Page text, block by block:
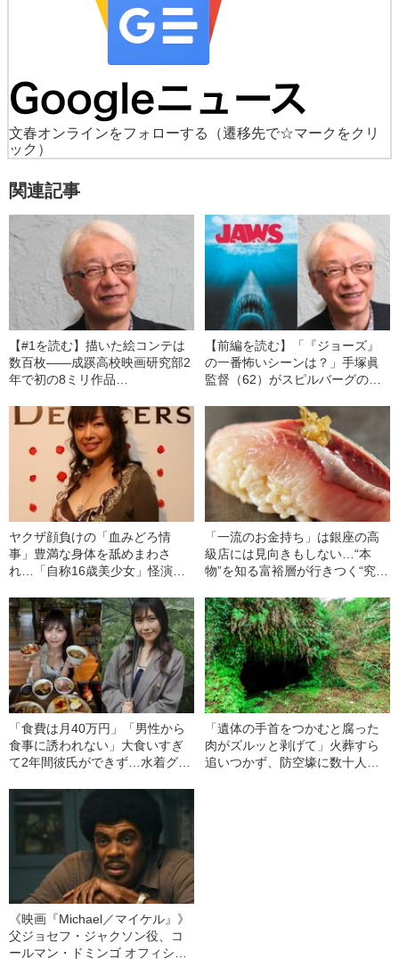
文春オンラインをフォローする
（遷移先で☆マークをクリ
ック）
関連記事
【#1を読む】描いた絵コンテは
数百枚――成蹊高校映画研究部2
年で初の8ミリ作品
眞監督が経験したこと
【前編を読む】「『ジョーズ』
の一番怖いシーンは？」手塚眞
監督（62）がスピルバーグの名
んだ漁師さんの顔が…》
ヤクザ顔負けの「血みどろ情
事」豊満な身体を舐めまわさ
れ…「自称16歳美少女」怪演
ぎる“熟れ方”
「一流のお金持ち」は銀座の高
級店には見向きもしない…“本
物”を知る富裕層が行きつく“究極
「食費は月40万円」「男性から
食事に誘われない」大食いすぎ
て2年間彼氏ができず…水着グラ
「遺体の手首をつかむと腐った
肉がズルッと剥げて」火葬すら
追いつかず、防空壕に数十人
《映画『Michael／マイケル』》
父ジョセフ・ジャクソン役、コ
ールマン・ドミンゴ オフィシャ